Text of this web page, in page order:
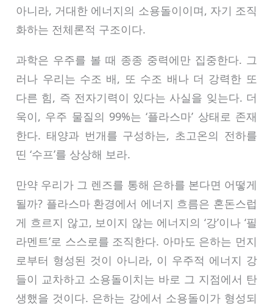
아니라, 거대한 에너지의 소용돌이이며, 자기 조직
화하는 전체론적 구조이다.
과학은 우주를 볼 때 종종 중력에만 집중한다. 그
러나 우리는 수조 배, 또 수조 배나 더 강력한 또
다른 힘, 즉 전자기력이 있다는 사실을 잊는다. 더
욱이, 우주 물질의 99%는 ‘플라스마’ 상태로 존재
한다. 태양과 번개를 구성하는, 초고온의 전하를
띤 ‘수프’를 상상해 보라.
만약 우리가 그 렌즈를 통해 은하를 본다면 어떻게
될까? 플라스마 환경에서 에너지 흐름은 혼돈스럽
게 흐르지 않고, 보이지 않는 에너지의 ‘강’이나 ‘필
라멘트’로 스스로를 조직한다. 아마도 은하는 먼지
로부터 형성된 것이 아니라, 이 우주적 에너지 강
들이 교차하고 소용돌이치는 바로 그 지점에서 탄
생했을 것이다. 은하는 강에서 소용돌이가 형성되